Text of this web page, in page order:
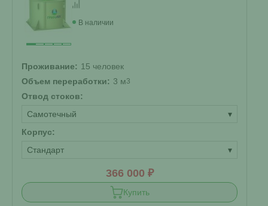
В наличии
Проживание: 15 человек
Объем переработки: 3 м3
Отвод стоков:
Самотечный
▾
Корпус:
Стандарт
▾
366 000 ₽
Купить